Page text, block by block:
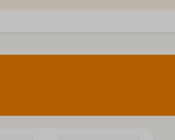
Televisie